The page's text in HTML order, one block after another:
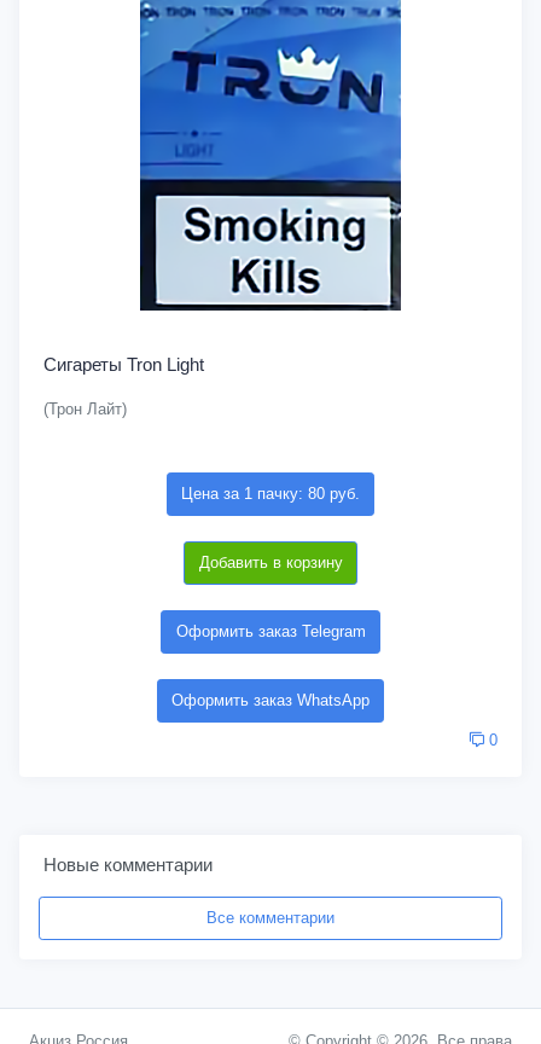
Сигареты Tron Light
(Трон Лайт)
Цена за 1 пачку: 80 руб.
Добавить в корзину
Оформить заказ Telegram
Оформить заказ WhatsApp
0
Новые комментарии
Все комментарии